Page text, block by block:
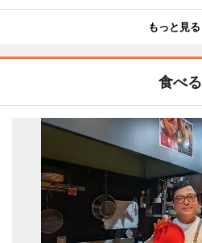
もっと見る
食べる